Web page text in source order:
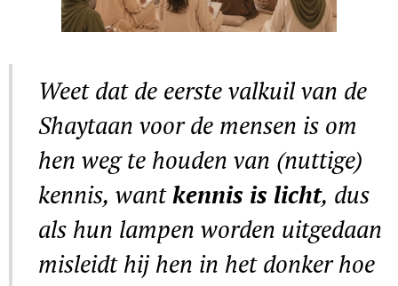
Weet dat de eerste valkuil van de
Shaytaan voor de mensen is om
hen weg te houden van (nuttige)
kennis, wantkennis is licht, dus
als hun lampen worden uitgedaan
misleidt hij hen in het donker hoe